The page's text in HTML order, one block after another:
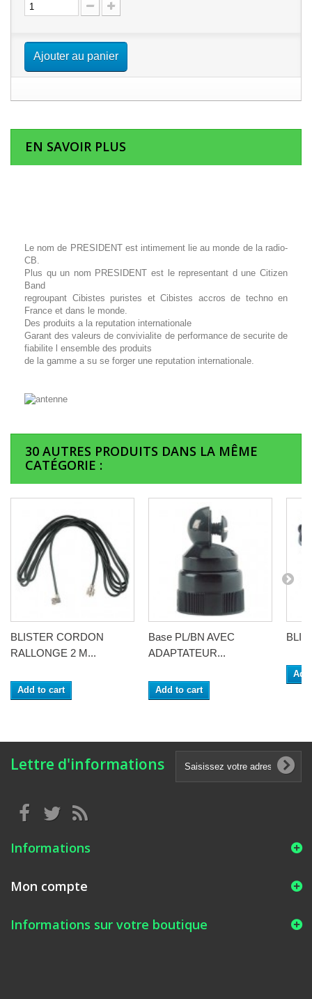
Ajouter au panier
EN SAVOIR PLUS
Le nom de PRESIDENT est intimement lie au monde de la radio-
CB.
Plus qu un nom PRESIDENT est le representant d une Citizen
Band
regroupant Cibistes puristes et Cibistes accros de techno en
France et dans le monde.
Des produits a la reputation internationale
Garant des valeurs de convivialite de performance de securite de
fiabilite l ensemble des produits
de la gamme a su se forger une reputation internationale.
30 AUTRES PRODUITS DANS LA MÊME
CATÉGORIE :
BLISTER CORDON
RALLONGE 2 M...
Add to cart
Base PL/BN AVEC
ADAPTATEUR...
Add to cart
Lettre d'informations
Informations
Mon compte
Informations sur votre boutique